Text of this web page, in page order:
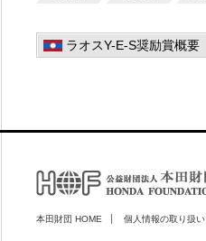
ラオスY-E-S奨励賞概要
本田財団 HOME 個人情報の取り扱い